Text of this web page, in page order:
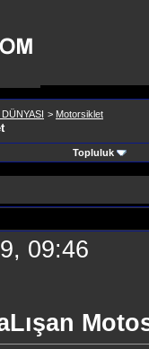
> Motorsiklet
Topluluk
09:46